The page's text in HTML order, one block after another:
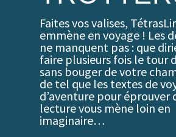
Faites vos valises,
emmène en voyage ! Les
ne manquent pas : que
faire plusieurs fois le tour
sans bouger de votre
de tel que les textes de
d’aventure pour éprouver
lecture vous mène loin en
imaginaire…